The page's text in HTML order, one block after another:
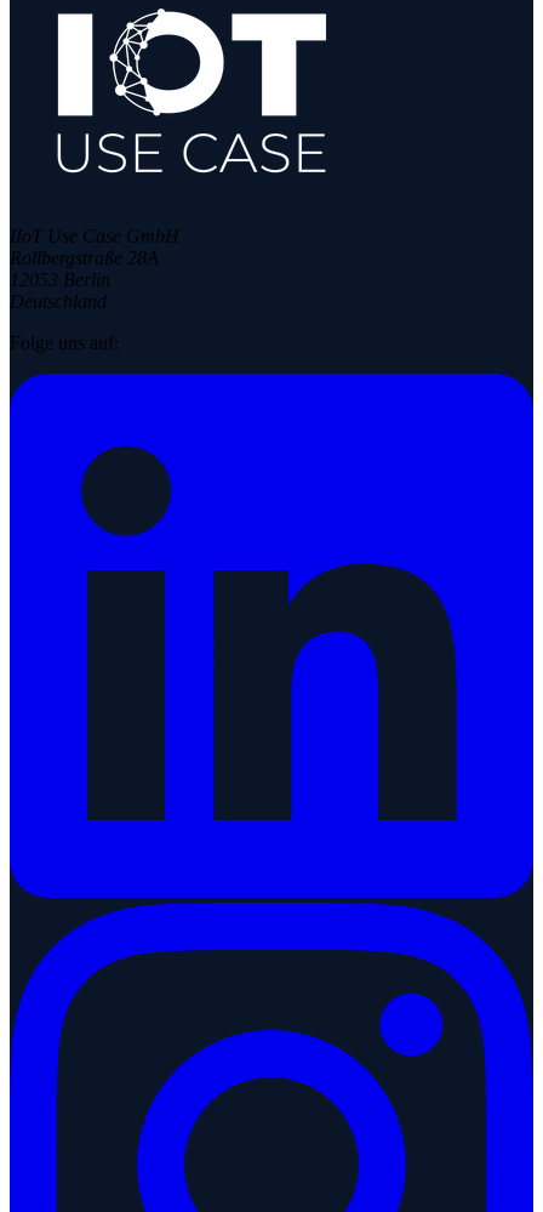
IIoT Use Case GmbH
Rollbergstraße 28A
12053 Berlin
Deutschland
Folge uns auf: